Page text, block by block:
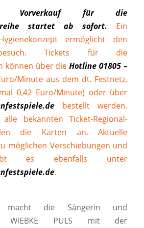
Vorverkauf für die
startet ab sofort.
Ein
ermöglicht den
Tickets für die
können über dieHotline 01805 –
Minute aus dem dt. Festnetz,
0,42 Euro/Minute) oder über
bestellt werden.
bekannten Ticket-Regional-
die Karten an. Aktuelle
möglichen Verschiebungen und
es ebenfalls unter
.
macht die Sängerin und
WIEBKE PULS mit der